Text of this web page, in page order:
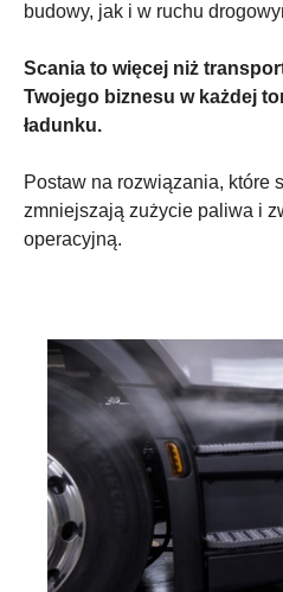
budowy, jak i w ruchu
Scania to więcej niż
Twojego biznesu w każdej
ładunku.
Postaw na rozwiązania, które
zmniejszają zużycie paliwa i
operacyjną.